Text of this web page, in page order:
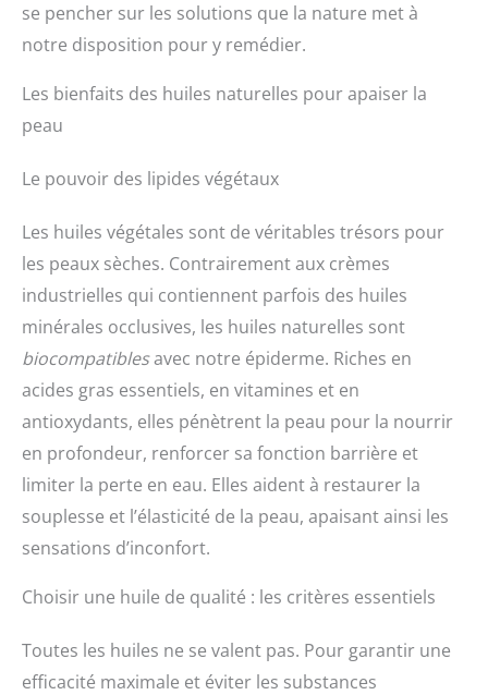
se pencher sur les solutions que la nature met à
notre disposition pour y remédier.
Les bienfaits des huiles naturelles pour apaiser la
peau
Le pouvoir des lipides végétaux
Les huiles végétales sont de véritables trésors pour
les peaux sèches. Contrairement aux crèmes
industrielles qui contiennent parfois des huiles
minérales occlusives, les huiles naturelles sont
biocompatiblesavec notre épiderme. Riches en
acides gras essentiels, en vitamines et en
antioxydants, elles pénètrent la peau pour la nourrir
en profondeur, renforcer sa fonction barrière et
limiter la perte en eau. Elles aident à restaurer la
souplesse et l’élasticité de la peau, apaisant ainsi les
sensations d’inconfort.
Choisir une huile de qualité : les critères essentiels
Toutes les huiles ne se valent pas. Pour garantir une
efficacité maximale et éviter les substances